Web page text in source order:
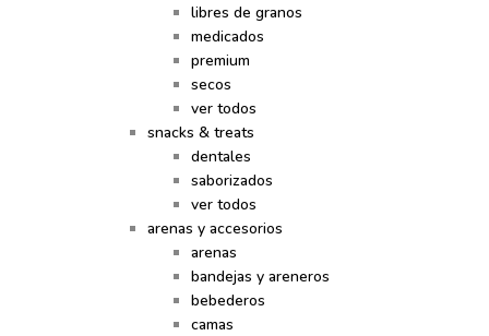
libres de granos
medicados
premium
secos
ver todos
snacks & treats
dentales
saborizados
ver todos
arenas y accesorios
arenas
bandejas y areneros
bebederos
camas